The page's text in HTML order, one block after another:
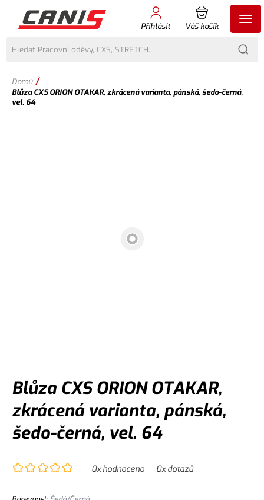
Přihlásit Váš košík
Domů /
Blůza CXS ORION OTAKAR, zkrácená varianta, pánská, šedo-černá,
vel. 64
Blůza CXS ORION OTAKAR,
zkrácená varianta, pánská,
šedo-černá, vel. 64
0x hodnoceno 0x dotazů